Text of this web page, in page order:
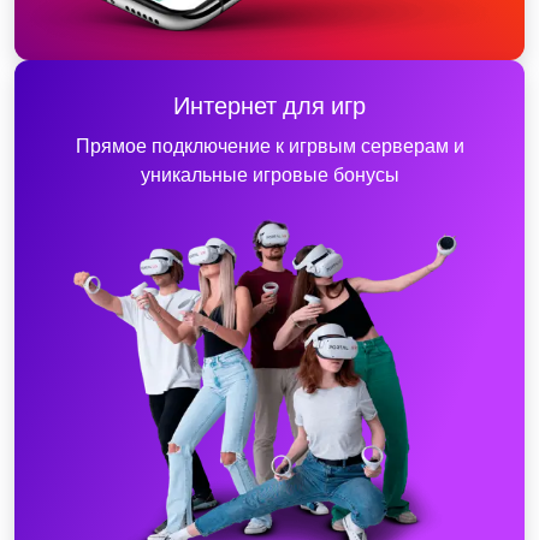
Интернет для игр
Прямое подключение к игрвым серверам и
уникальные игровые бонусы